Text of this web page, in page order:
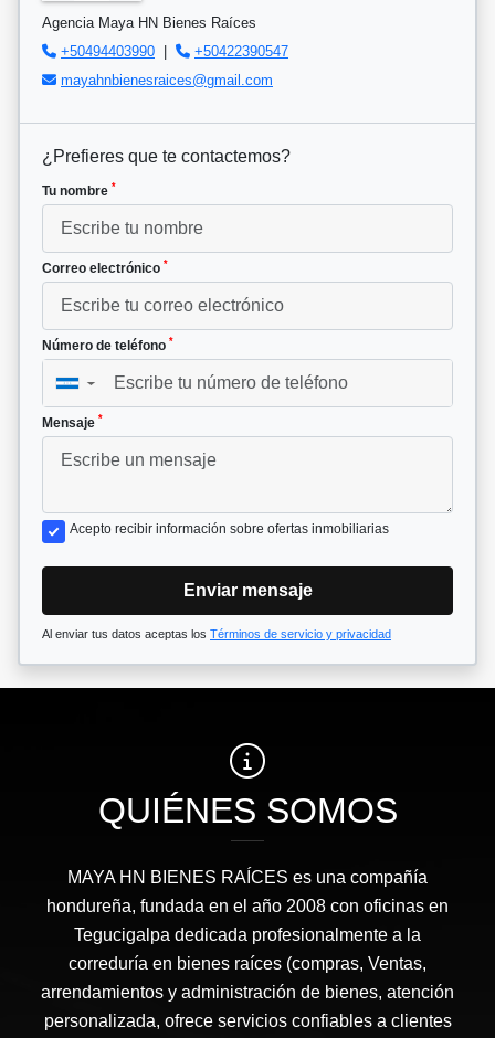
Agencia Maya HN Bienes Raíces
+50494403990 |
+50422390547
mayahnbienesraices@gmail.com
¿Prefieres que te contactemos?
Tu nombre *
Correo electrónico *
Número de teléfono *
▼
Mensaje *
Acepto recibir información sobre ofertas inmobiliarias
Enviar mensaje
Al enviar tus datos aceptas los Términos de servicio y privacidad
QUIÉNES SOMOS
MAYA HN BIENES RAÍCES​ es una compañía
hondureña, fundada en el año 2008 con oficinas en
Tegucigalpa dedicada profesionalmente a la
correduría en bienes raíces (compras, Ventas,
arrendamientos y administración de bienes, atención
personalizada, ofrece servicios confiables a clientes